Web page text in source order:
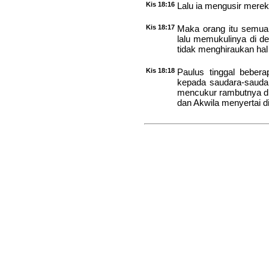
Kis 18:16 Lalu ia mengusir
Kis 18:17 Maka orang itu
lalu memukulinya di
tidak menghiraukan
Kis 18:18 Paulus tinggal
kepada saudara-
mencukur rambutnya
dan Akwila menyertai